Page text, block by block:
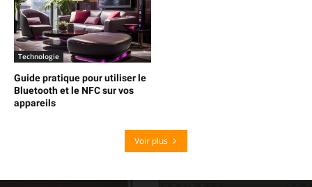
Technologie
Guide pratique pour utiliser le
Bluetooth et le NFC sur vos
appareils
Voir plus